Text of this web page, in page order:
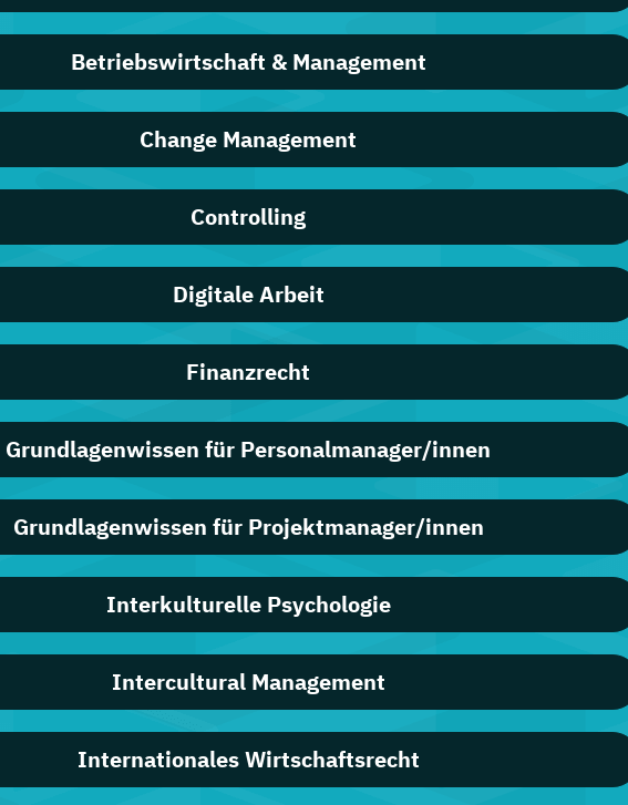
Betriebswirtschaft & Management
Change Management
Controlling
Digitale Arbeit
Finanzrecht
Grundlagenwissen für Personalmanager/innen
Grundlagenwissen für Projektmanager/innen
Interkulturelle Psychologie
Intercultural Management
Internationales Wirtschaftsrecht